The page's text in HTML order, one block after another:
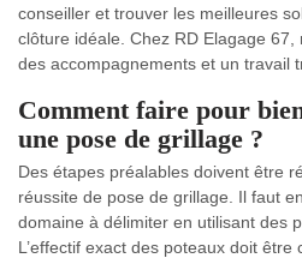
conseiller et trouver les meilleures
clôture idéale. Chez RD Elagage
des accompagnements et un travail
Comment faire pour
une pose de grillage ?
Des étapes préalables doivent être
réussite de pose de grillage. Il faut
domaine à délimiter en utilisant des
L’effectif exact des poteaux doit